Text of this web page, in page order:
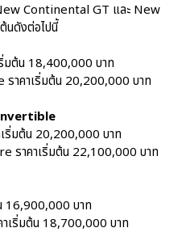
Porsche สู่ Central Northville ใน
งาน AAS Roadshow พร้อมข้อ
เบนท์ลีย์ แบงค็อก ส่งมอบองค์
ความรู้การขับขี่รถยนต์เบนท์ลีย์
Extraordinary Chauffeur
Training 2026
Porsche Centre Pattanakarn
Motorsport Live Experience
Continental GT และ New
นดังต่อไปนี้
ต้น 18,400,000 บาท
าคาเริ่มต้น 20,200,000 บาท
ริ่มต้น 20,200,000 บาท
ราคาเริ่มต้น 22,100,000 บาท
16,900,000 บาท
เริ่มต้น 18,700,000 บาท